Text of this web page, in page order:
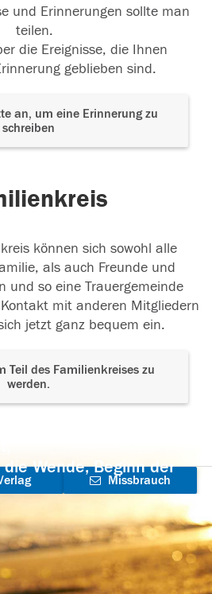
und Erinnerungen sollte man
teilen.
die Ereignisse, die Ihnen
geblieben sind.
an, um eine Erinnerung zu
schreiben
können sich sowohl alle
als auch Freunde und
und so eine Trauergemeinde
mit anderen Mitgliedern
jetzt ganz bequem ein.
Teil des Familienkreises zu
werden.
Wende, Beginn der
Missbrauch